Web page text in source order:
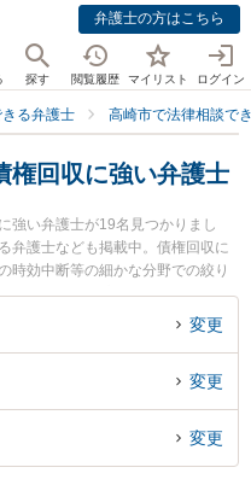
弁護士の方はこちら
探す 閲覧履歴 マイリスト ログイン
る弁護士 高崎市で法律相談で
権回収に強い弁護士
強い弁護士が19名見つかりまし
弁護士なども掲載中。債権回収に
時効中断等の細かな分野での絞り
谷法律事務所 高崎オフィスの猪俣
本 真樹弁護士、白木蓮法律事務所
への債権回収のトラブル解決の実
相談無料で連帯保証人への債権回
予約したい』などでお困りの相談
変更
変更
変更